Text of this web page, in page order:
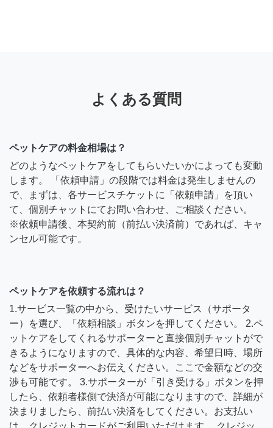
よくある質問
ペットケアの料金相場は？
どのようなペットケアをしてもらいたいかによっても変動
します。 「依頼申請」の段階では料金は発生しませんの
で、まずは、各サービスチケットに「依頼申請」を頂い
て、個別チャットにてお問い合わせ、ご相談ください。
※依頼申請後、本契約前（前払い決済前）であれば、キャ
ンセル可能です。
ペットケアを依頼する流れは？
1.サービス一覧の中から、受けたいサービス（サポータ
ー）を選び、「依頼相談」ボタンを押してください。 2.ペ
ットケアをしてくれるサポーターと直接個別チャットがで
きるようになりますので、具体的な内容、希望日時、場所
などをサポーターへお伝えください。ここで金額などの交
渉も可能です。 3.サポーターが「引き受ける」ボタンを押
したら、依頼者様側で決済が可能になりますので、詳細が
決まりましたら、前払い決済をしてください。お支払い
は、クレジットカードがご利用いただけます。 クレジッ